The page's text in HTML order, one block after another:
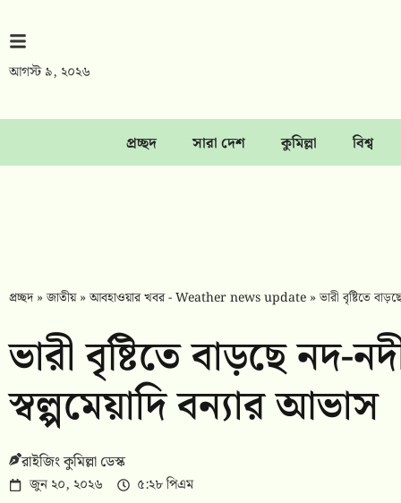
আগস্ট ৯, ২০২৬
প্রচ্ছদ সারা দেশ কুমিল্লা বিশ্ব
প্রচ্ছদ»জাতীয়»আবহাওয়ার খবর - Weather news update »ভারী বৃষ্টিতে
ভারী বৃষ্টিতে বাড়ছে নদ-
স্বল্পমেয়াদি বন্যার আভাস
রাইজিং কুমিল্লা ডেস্ক
জুন ২০, ২০২৬ ৫:২৮ পিএম